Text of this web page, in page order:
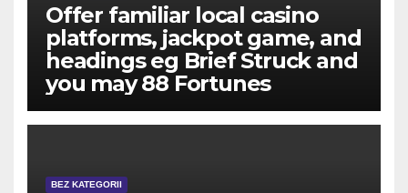
Offer familiar local casino
platforms, jackpot game, and
headings eg Brief Struck and
you may 88 Fortunes
BEZ KATEGORII